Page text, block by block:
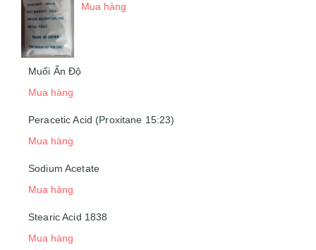
Mua hàng
Muối Ấn Độ
Mua hàng
Peracetic Acid (Proxitane 15:23)
Mua hàng
Sodium Acetate
Mua hàng
Stearic Acid 1838
Mua hàng